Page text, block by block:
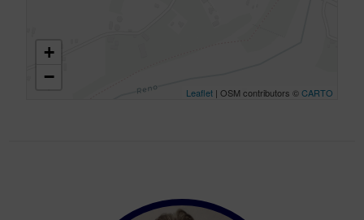
+
−
Leaflet| OSM contributors ©CARTO